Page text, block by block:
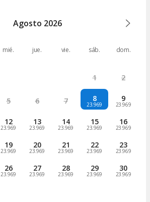
Agosto 2026
mié. jue. vie. sáb. dom.
1 2
5 6 7 8
23.969
9
23.969
12
23.969
13
23.969
14
23.969
15
23.969
16
23.969
19
23.969
20
23.969
21
23.969
22
23.969
23
23.969
26
23.969
27
23.969
28
23.969
29
23.969
30
23.969